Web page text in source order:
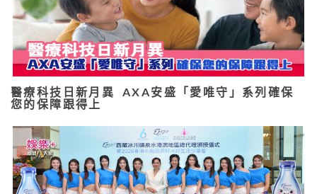
醫療科技日新月異 AXA安盛「愛唯守」系列確保
您的保障跟得上